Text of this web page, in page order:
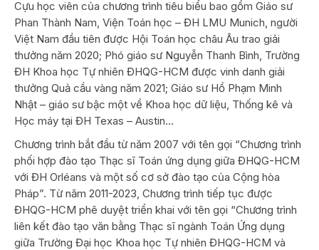
Cựu học viên của chương trình tiêu biểu bao gồm Giáo sư
Phan Thành Nam, Viện Toán học – ĐH LMU Munich, người
Việt Nam đầu tiên được Hội Toán học châu Âu trao giải
thưởng năm 2020; Phó giáo sư Nguyễn Thanh Bình, Trường
ĐH Khoa học Tự nhiên ĐHQG-HCM được vinh danh giải
thưởng Quả cầu vàng năm 2021; Giáo sư Hồ Phạm Minh
Nhật – giáo sư bậc một về Khoa học dữ liệu, Thống kê và
Học máy tại ĐH Texas – Austin…
Chương trình bắt đầu từ năm 2007 với tên gọi “Chương trình
phối hợp đào tạo Thạc sĩ Toán ứng dụng giữa ĐHQG-HCM
với ĐH Orléans và một số cơ sở đào tạo của Cộng hòa
Pháp”. Từ năm 2011-2023, Chương trình tiếp tục được
ĐHQG-HCM phê duyệt triển khai với tên gọi “Chương trình
liên kết đào tạo văn bằng Thạc sĩ ngành Toán Ứng dụng
giữa Trường Đại học Khoa học Tự nhiên ĐHQG-HCM và